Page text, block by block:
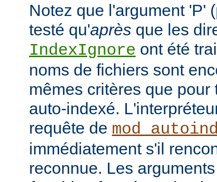
Notez que l'argument 'P'
testé qu'après que les
IndexIgnore ont été
noms de fichiers sont
mêmes critères que pour
auto-indexé.
requête de
immédiatement s'il
reconnue. Les